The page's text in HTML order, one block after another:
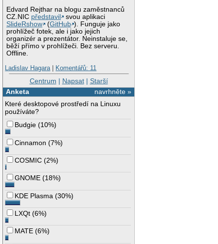
Edvard Rejthar na blogu zaměstnanců
CZ.NIC představil
svou aplikaci
SlideRshow
(GitHub ). Funguje jako
prohlížeč fotek, ale i jako jejich
organizér a prezentátor. Neinstaluje se,
běží přímo v prohlížeči. Bez serveru.
Offline.
Ladislav Hagara| Komentářů: 11
Centrum | Napsat| Starší
navrhněte »
Anketa
Které desktopové prostředí na Linuxu
používáte?
Budgie (10%)
Cinnamon (7%)
COSMIC (2%)
GNOME (18%)
KDE Plasma (30%)
LXQt (6%)
MATE (6%)